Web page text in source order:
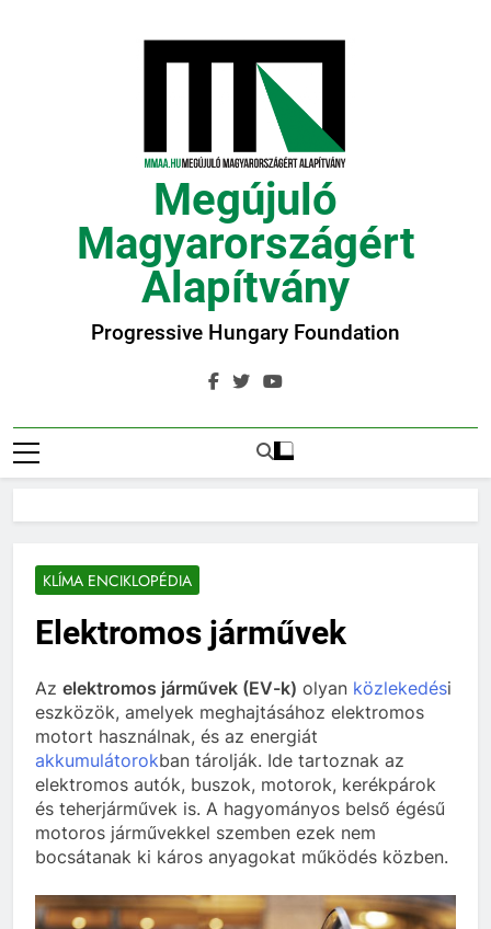
Megújuló
Magyarországért
Alapítvány
Progressive Hungary Foundation
KLÍMA ENCIKLOPÉDIA
Elektromos járművek
Az elektromos járművek (EV-k) olyan közlekedési
eszközök, amelyek meghajtásához elektromos
motort használnak, és az energiát
akkumulátorokban tárolják. Ide tartoznak az
elektromos autók, buszok, motorok, kerékpárok
és teherjárművek is. A hagyományos belső égésű
motoros járművekkel szemben ezek nem
bocsátanak ki káros anyagokat működés közben.